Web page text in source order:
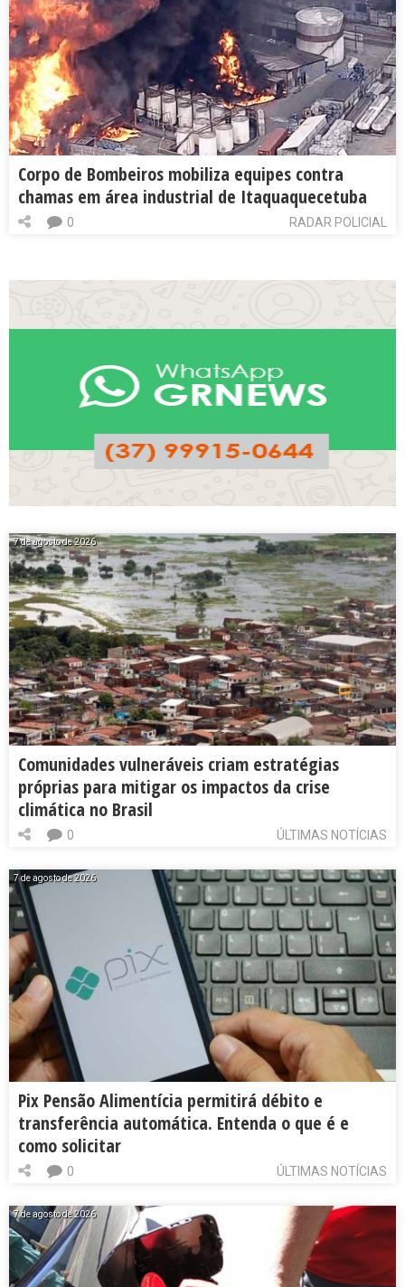
Corpo de Bombeiros mobiliza equipes contra
chamas em área industrial de Itaquaquecetuba
RADAR POLICIAL
0
7 de agosto de 2026
Comunidades vulneráveis criam estratégias
próprias para mitigar os impactos da crise
climática no Brasil
ÚLTIMAS NOTÍCIAS
0
7 de agosto de 2026
Pix Pensão Alimentícia permitirá débito e
transferência automática. Entenda o que é e
como solicitar
ÚLTIMAS NOTÍCIAS
0
7 de agosto de 2026